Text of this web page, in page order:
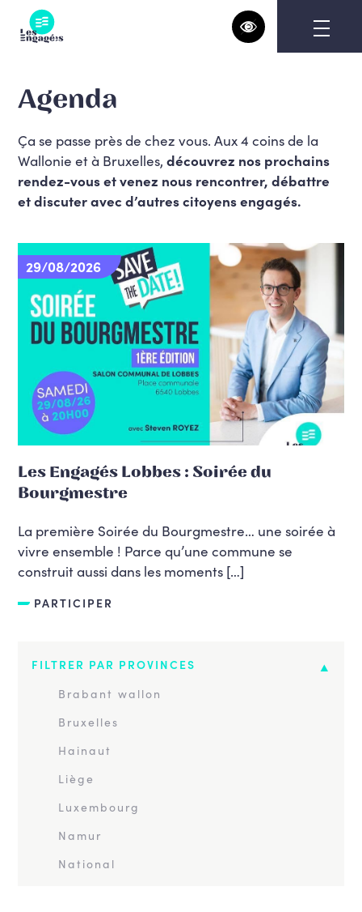
content
Agenda
Ça se passe près de chez vous. Aux 4 coins de la
Wallonie et à Bruxelles,découvrez nos prochains
rendez-vous et venez nous rencontrer, débattre
et discuter avec d’autres citoyens engagés.
29/08/2026
Les Engagés Lobbes : Soirée du
Bourgmestre
La première Soirée du Bourgmestre… une soirée à
vivre ensemble ! Parce qu’une commune se
construit aussi dans les moments […]
PARTICIPER
FILTRER PAR PROVINCES
Brabant wallon
Bruxelles
Hainaut
Liège
Luxembourg
Namur
National